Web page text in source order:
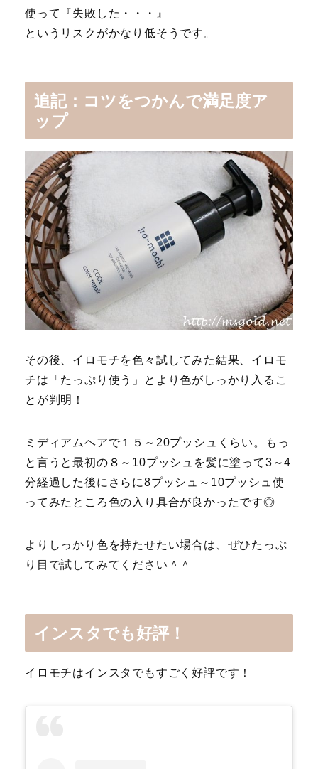
使って『失敗した・・・』
というリスクがかなり低そうです。
追記：コツをつかんで満足度ア
ップ
その後、イロモチを色々試してみた結果、イロモ
チは「たっぷり使う」とより色がしっかり入るこ
とが判明！
ミディアムヘアで１５～20プッシュくらい。もっ
と言うと最初の８～10プッシュを髪に塗って3～4
分経過した後にさらに8プッシュ～10プッシュ使
ってみたところ色の入り具合が良かったです◎
よりしっかり色を持たせたい場合は、ぜひたっぷ
り目で試してみてください＾＾
インスタでも好評！
イロモチはインスタでもすごく好評です！